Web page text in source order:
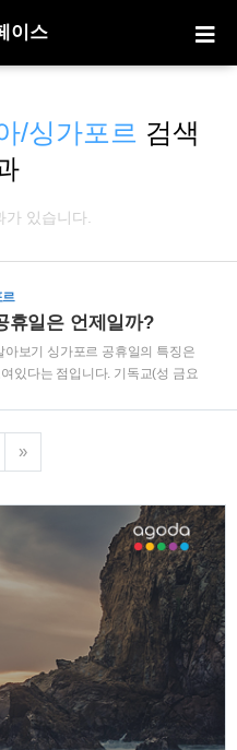
이스
/싱가포르 검색
있습니다.
르
휴일은 언제일까?
보기 싱가포르 공휴일의 특징은
있다는 점입니다. 기독교(성 금요
다. 특히 이런 종교 관련 공휴일은
5월 15일(대체공휴일로 5월 16
슬람교의 기념일인 하리 라야 푸아
하지(메카 순례를 마친 후의 축제
시간을 따져 공식적인 날짜를 발표
»